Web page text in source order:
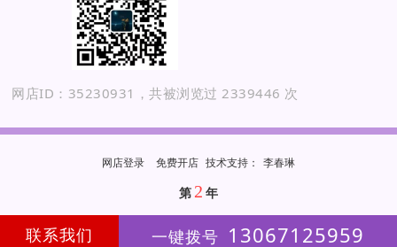
网店ID：35230931，共被浏览过 2339446 次
网店登录 免费开店 技术支持 ： 李春琳
第 2 年
联系我们 一键拨号 13067125959